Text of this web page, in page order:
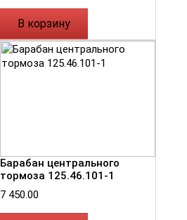
В корзину
Барабан центрального
тормоза 125.46.101-1
7 450.00